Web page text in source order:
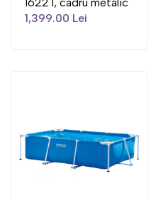
1,399.00 Lei